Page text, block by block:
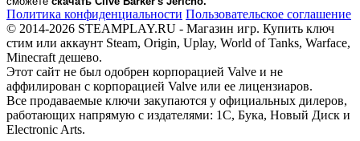
Политика конфиденциальности Пользовательское соглашение
© 2014-2026 STEAMPLAY.RU - Магазин игр. Купить ключ
стим или аккаунт Steam, Origin, Uplay, World of Tanks, Warface,
Minecraft дешево.
Этот сайт не был одобрен корпорацией Valve и не
аффилирован с корпорацией Valve или ее лицензиаров.
Все продаваемые ключи закупаются у официальных дилеров,
работающих напрямую с издателями: 1С, Бука, Новый Диск и
Electronic Arts.